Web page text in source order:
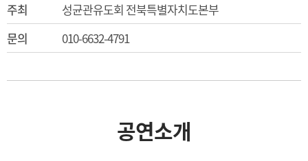
주최
성균관유도회 전북특별자치도본부
문의
010-6632-4791
공연소개